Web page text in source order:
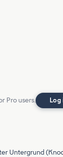
Pro users. Log
Untergrund